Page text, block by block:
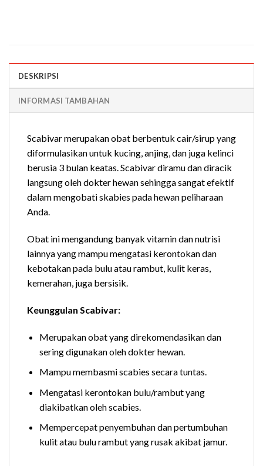
DESKRIPSI
INFORMASI TAMBAHAN
Scabivar merupakan obat berbentuk cair/sirup yang
diformulasikan untuk kucing, anjing, dan juga kelinci
berusia 3 bulan keatas. Scabivar diramu dan diracik
langsung oleh dokter hewan sehingga sangat efektif
dalam mengobati skabies pada hewan peliharaan
Anda.
Obat ini mengandung banyak vitamin dan nutrisi
lainnya yang mampu mengatasi kerontokan dan
kebotakan pada bulu atau rambut, kulit keras,
kemerahan, juga bersisik.
Keunggulan Scabivar:
Merupakan obat yang direkomendasikan dan
sering digunakan oleh dokter hewan.
Mampu membasmi scabies secara tuntas.
Mengatasi kerontokan bulu/rambut yang
diakibatkan oleh scabies.
Mempercepat penyembuhan dan pertumbuhan
kulit atau bulu rambut yang rusak akibat jamur.